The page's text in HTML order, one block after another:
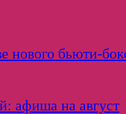
нового бьюти-
афиша на август